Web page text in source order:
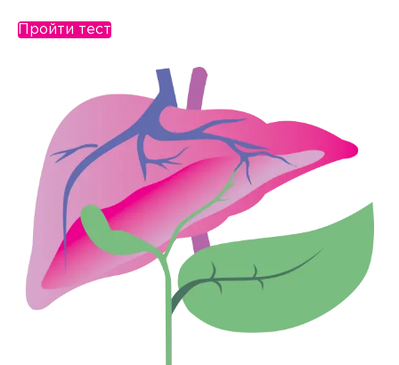
Пройти тест